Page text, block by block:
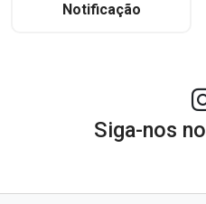
Notificação
Siga-nos no